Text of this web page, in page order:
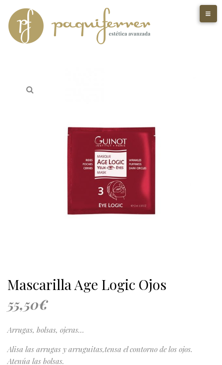
Mascarilla Age Logic Ojos
55,50€
Arrugas, bolsas, ojeras…
Alisa las arrugas y arruguitas,tensa el contorno de los ojos.
Atenúa las bolsas.